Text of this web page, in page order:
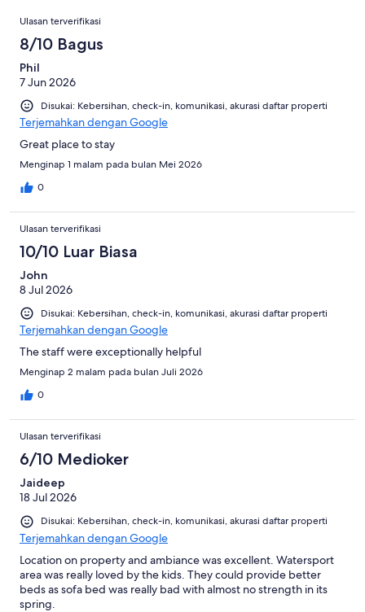
dari
4260
ulasan
Ulasan
Ulasan terverifikasi
8/10 Bagus
Phil
7 Jun 2026
Disukai: Kebersihan, check-in, komunikasi, akurasi daftar properti
Terjemahkan dengan Google
Great place to stay
Menginap 1 malam pada bulan Mei 2026
0
Ulasan terverifikasi
10/10 Luar Biasa
John
8 Jul 2026
Disukai: Kebersihan, check-in, komunikasi, akurasi daftar properti
Terjemahkan dengan Google
The staff were exceptionally helpful
Menginap 2 malam pada bulan Juli 2026
0
Ulasan terverifikasi
6/10 Medioker
Jaideep
18 Jul 2026
Disukai: Kebersihan, check-in, komunikasi, akurasi daftar properti
Terjemahkan dengan Google
Location on property and ambiance was excellent. Watersport
area was really loved by the kids. They could provide better
beds as sofa bed was really bad with almost no strength in its
spring.